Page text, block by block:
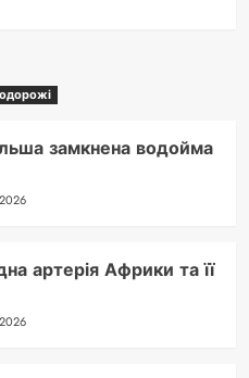
замкнена водойма
артерія Африки та її